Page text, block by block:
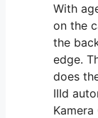
With
on the
the
edge.
does
IIId
Kamera